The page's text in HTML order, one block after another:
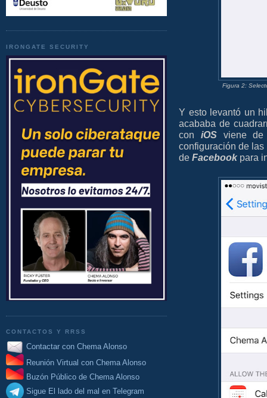
IRONGATE SECURITY
CONTACTOS Y RRSS
Contactar con Chema Alonso
Reunión Virtual con Chema Alonso
Buzón Público de Chema Alonso
Sigue El lado del mal en Telegram
Figura 2:
Y esto levantó un
acababa de
con iOSviene de
configuración de las
de Facebookpara